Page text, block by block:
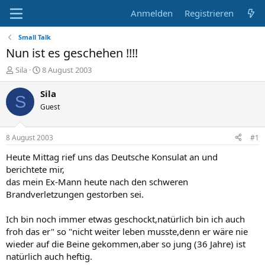
Anmelden Registrieren
Small Talk
Nun ist es geschehen !!!!
E
r
s
t
e
r
Sila
E
r
s
e
l
t
a
8 August 2003
S Sila
Guest
8 August 2003 #1
Heute Mittag rief uns das Deutsche Konsulat an und
berichtete mir,
das mein Ex-Mann heute nach den schweren
Brandverletzungen gestorben sei.
Ich bin noch immer etwas geschockt,natürlich bin ich auch
froh das er" so "nicht weiter leben musste,denn er wäre nie
wieder auf die Beine gekommen,aber so jung (36 Jahre) ist
natürlich auch heftig.